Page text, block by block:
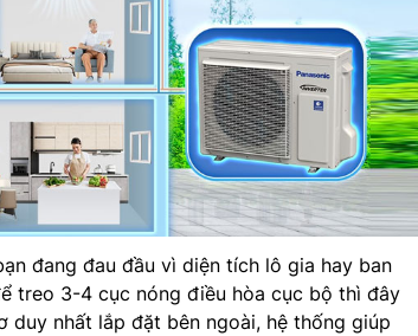
đang đau đầu vì diện tích lô gia hay ban
treo 3-4 cục nóng điều hòa cục bộ thì đây
duy nhất lắp đặt bên ngoài, hệ thống giúp